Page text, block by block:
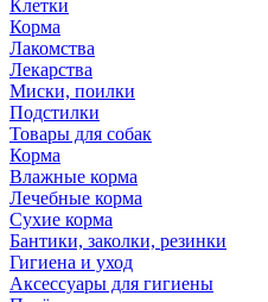
Клетки
Корма
Лакомства
Лекарства
Миски, поилки
Подстилки
Товары для собак
Корма
Влажные корма
Лечебные корма
Сухие корма
Бантики, заколки, резинки
Гигиена и уход
Аксессуары для гигиены